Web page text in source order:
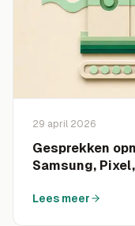
29 april 2026
Gesprekken
Samsung,
Lees meer